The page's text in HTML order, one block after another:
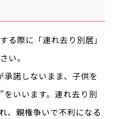
る際に「連れ去り別居」
い。
諾しないまま、子供を
いいます。連れ去り別
、親権争いで不利になる